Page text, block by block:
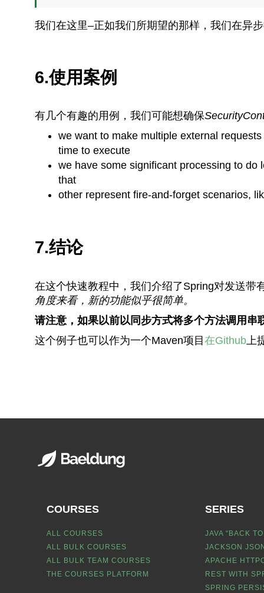
我们在这里–正如我们所期望的那样，我们在异
6.使用案例
有几个有趣的用例，我们可能想确保
we want to make multiple external
time to execute
we have some significant processing to
that
other represent fire-and-forget scenarios,
7.结论
在这个快速教程中，我们介绍了Spring对发送带
角度来看，新的功能似乎很简单。
请注意，如果以前以同步方式将多个方法调用
这个例子也可以作为一个Maven项目 在Github上
COURSES
ALL COURSES
ALL BULK COURSES
ALL BULK TEAM COURSES
THE COURSES PLATFORM
SERIES
JAVA “BACK
JACKSON
APACHE
REST WITH
SPRING